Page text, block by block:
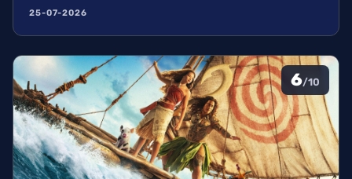
film in een indrukwekkend epos vol praktische
25-07-2026
6/10